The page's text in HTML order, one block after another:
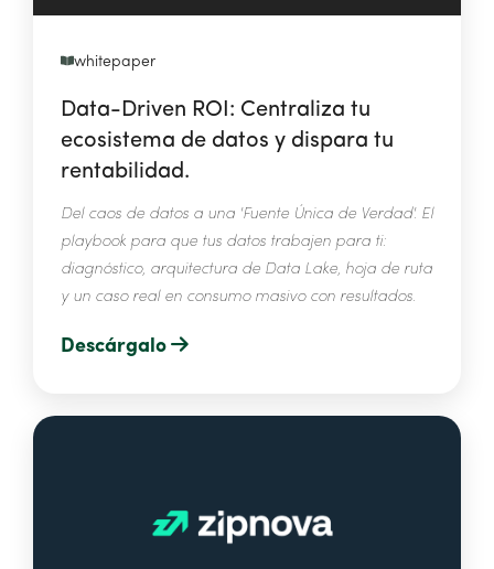
whitepaper
Data-Driven ROI: Centraliza tu
ecosistema de datos y dispara tu
rentabilidad.
Del caos de datos a una 'Fuente Única de Verdad'. El
playbook para que tus datos trabajen para ti:
diagnóstico, arquitectura de Data Lake, hoja de ruta
y un caso real en consumo masivo con resultados.
Descárgalo